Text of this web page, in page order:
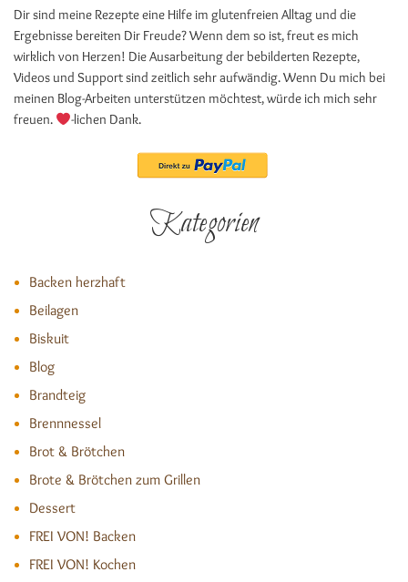
Dir sind meine Rezepte eine Hilfe im glutenfreien Alltag und die
Ergebnisse bereiten Dir Freude? Wenn dem so ist, freut es mich
wirklich von Herzen! Die Ausarbeitung der bebilderten Rezepte,
Videos und Support sind zeitlich sehr aufwändig. Wenn Du mich bei
meinen Blog-Arbeiten unterstützen möchtest, würde ich mich sehr
freuen.
-lichen Dank.
Kategorien
Backen herzhaft
Beilagen
Biskuit
Blog
Brandteig
Brennnessel
Brot & Brötchen
Brote & Brötchen zum Grillen
Dessert
FREI VON! Backen
FREI VON! Kochen